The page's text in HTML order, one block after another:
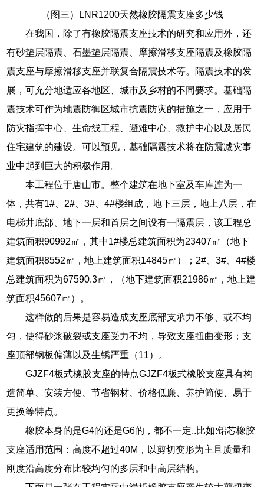
（图三）LNR1200天然橡胶隔震支座多少钱
在我国，除了有橡胶隔震支座技术的研究和应用外，还
有砂垫层隔震、石墨垫层隔震、摩擦滑移支座隔震及橡胶隔
震支座与摩擦滑移支座并联复合隔震技术等。隔震技术的发
展，可充分地适应各地区、城市及乡村的不同要求。基础隔
震技术可作为地震防御区城市抗震防灾的措施之一，应用于
防灾指挥中心、生命线工程、避难中心、救护中心以及居民
住宅建筑的建设。可以预见，基础隔震技术将在防震减灾事
业中起到巨大的积极作用。
本工程位于唐山市。整个建筑在地下室及车库连为一
体，共有1#、2#、3#、4#楼组成，地下三层，地上八层，在
电梯井底部、地下一层和首层之间设有一隔震层，该工程总
建筑面积90992㎡，其中1#楼总建筑面积为23407㎡（地下
建筑面积8552㎡，地上建筑面积14845㎡）；2#、3#、4#楼
总建筑面积为67590.3㎡，（地下建筑面积21986㎡，地上建
筑面积45607㎡）。
这样做的后果是容易造成支座底部支承力不够、或不均
匀，使得砂浆破裂或支座受力不均，导致支座扭曲变形；支
座顶部钢板偏薄以及生锈严重（11）。
GJZF4板式橡胶支座的特点GJZF4板式橡胶支座具有构
造简单、安装方便、节省钢材、价格低廉、养护简便、易于
更换等特点。
橡胶本身的是G4的还是G6的，都不一定..比如:铅芯橡胶
支座适用范围：高度不超过40M，以剪切变形为主且质量和
刚度沿高度分布比较均匀的多层和中高层结构。